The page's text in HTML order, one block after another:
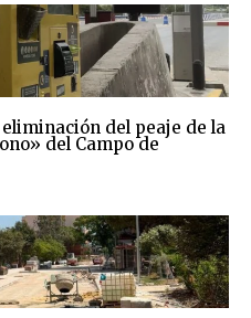
del peaje de la
del Campo de